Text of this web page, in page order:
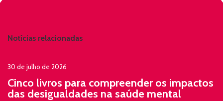
Notícias relacionadas
30 de julho de 2026
Cinco livros para compreender os impactos
das desigualdades na saúde mental